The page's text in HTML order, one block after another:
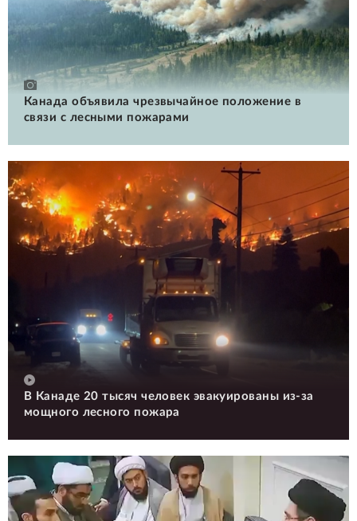
Канада объявила чрезвычайное положение в
связи с лесными пожарами
В Канаде 20 тысяч человек эвакуированы из-за
мощного лесного пожара